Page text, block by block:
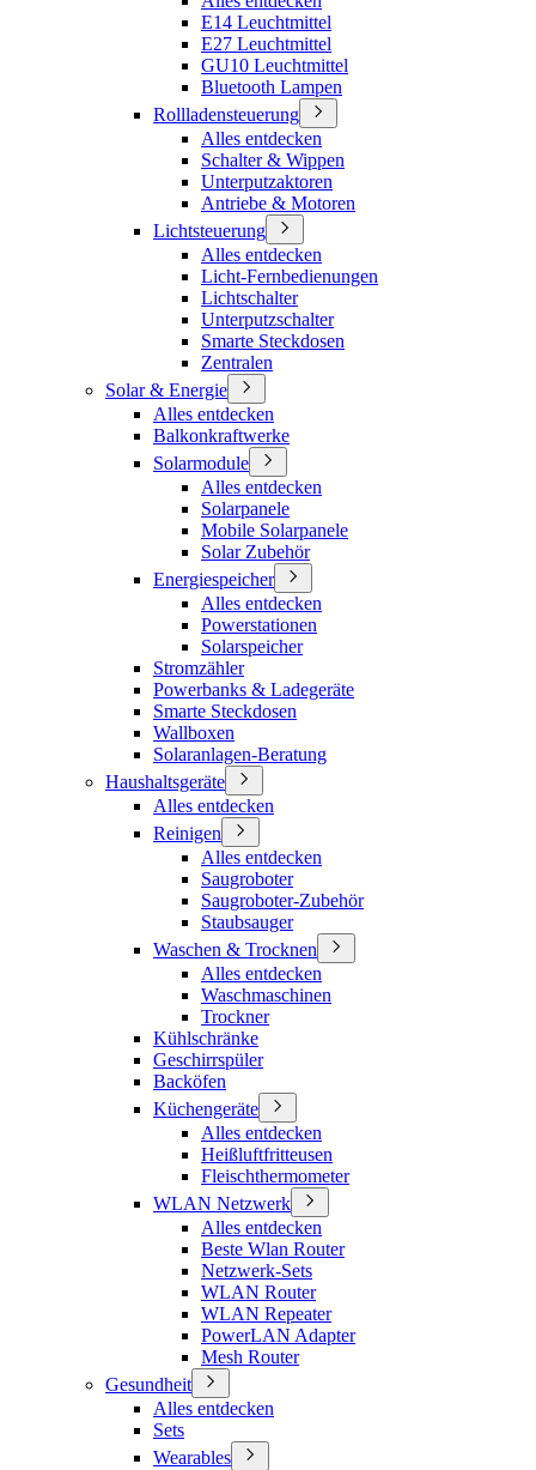
E14 Leuchtmittel
E27 Leuchtmittel
GU10 Leuchtmittel
Bluetooth Lampen
Rollladensteuerung
Alles entdecken
Schalter & Wippen
Unterputzaktoren
Antriebe & Motoren
Lichtsteuerung
Alles entdecken
Licht-Fernbedienungen
Lichtschalter
Unterputzschalter
Smarte Steckdosen
Zentralen
Solar & Energie
Alles entdecken
Balkonkraftwerke
Solarmodule
Alles entdecken
Solarpanele
Mobile Solarpanele
Solar Zubehör
Energiespeicher
Alles entdecken
Powerstationen
Solarspeicher
Stromzähler
Powerbanks & Ladegeräte
Smarte Steckdosen
Wallboxen
Solaranlagen-Beratung
Haushaltsgeräte
Alles entdecken
Reinigen
Alles entdecken
Saugroboter
Saugroboter-Zubehör
Staubsauger
Waschen & Trocknen
Alles entdecken
Waschmaschinen
Trockner
Kühlschränke
Geschirrspüler
Backöfen
Küchengeräte
Alles entdecken
Heißluftfritteusen
Fleischthermometer
WLAN Netzwerk
Alles entdecken
Beste Wlan Router
Netzwerk-Sets
WLAN Router
WLAN Repeater
PowerLAN Adapter
Mesh Router
Gesundheit
Alles entdecken
Sets
Wearables